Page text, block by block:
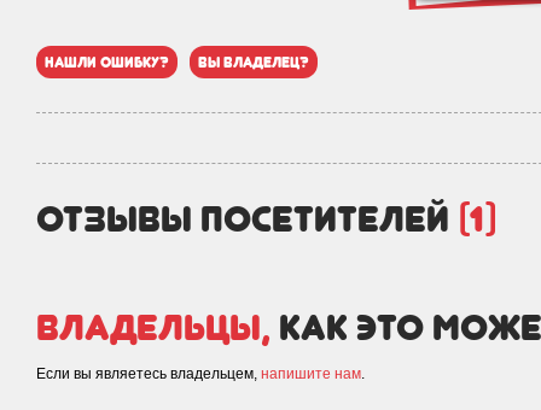
нашли ошибку? вы владелец?
отзывы посетителей (1)
Владельцы, как это
Если вы являетесь владельцем, напишите нам.